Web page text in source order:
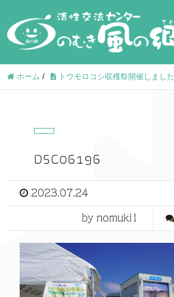
ホーム / トウモロコシ収穫祭開催しました
DSC06196
2023.07.24
by nomuki1